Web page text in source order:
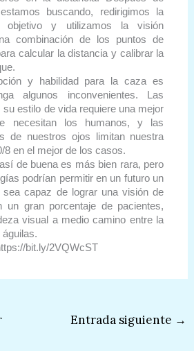
buscando, redirigimos la
objetivo y utilizamos la visión
combinación de los puntos de
calcular la distancia y calibrar la
y habilidad para la caza es
algunos inconvenientes. Las
su estilo de vida requiere una mejor
necesitan los humanos, y las
de nuestros ojos limitan nuestra
8 en el mejor de los casos.
de buena es más bien rara, pero
podrían permitir en un futuro un
sea capaz de lograr una visión de
un gran porcentaje de pacientes,
visual a medio camino entre la
águilas.
bit.ly/2VQWcST
Entrada siguiente →